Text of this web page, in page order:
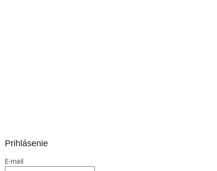
Prihlásenie
E-mail